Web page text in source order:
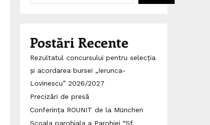
Postări Recente
Rezultatul concursului pentru selecția
și acordarea bursei „Ierunca-
Lovinescu” 2026/2027
Precizări de presă
Conferința ROUNIT de la München
Scoala parohiala a Parohiei “Sf.